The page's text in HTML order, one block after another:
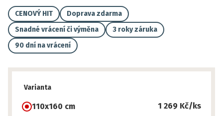
CENOVÝ HIT
Doprava zdarma
Snadné vrácení či výměna
3 roky záruka
90 dní na vrácení
Varianta
110x160 cm 1 269 Kč/ks